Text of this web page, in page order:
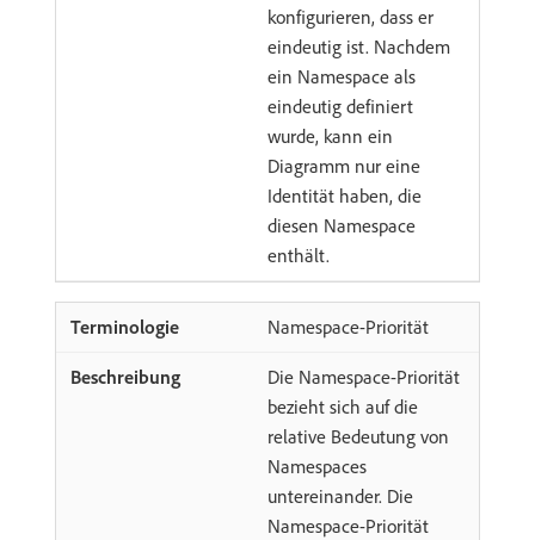
konfigurieren, dass er
eindeutig ist. Nachdem
ein Namespace als
eindeutig definiert
wurde, kann ein
Diagramm nur eine
Identität haben, die
diesen Namespace
enthält.
Namespace-Priorität
Die Namespace-Priorität
bezieht sich auf die
relative Bedeutung von
Namespaces
untereinander. Die
Namespace-Priorität